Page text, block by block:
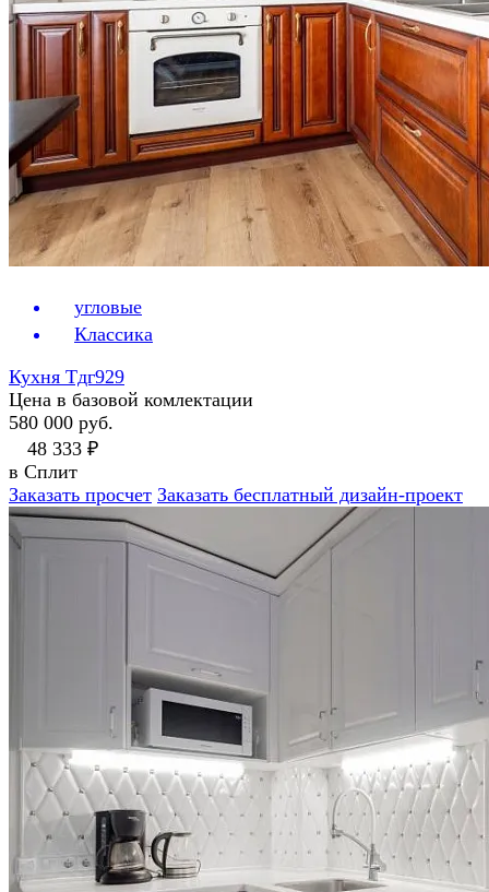
угловые
Классика
Кухня Тдг929
Цена в базовой комлектации
580 000 руб.
48 333 ₽
в Сплит
Заказать просчет Заказать бесплатный дизайн-проект